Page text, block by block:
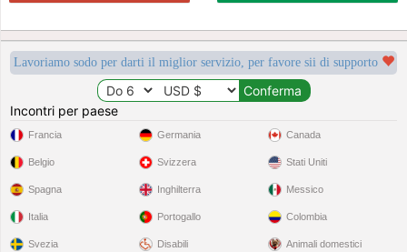
Lavoriamo sodo per darti il miglior servizio, per favore sii di supporto
Incontri per paese
Francia
Belgio
Spagna
Italia
Svezia
Germania
Svizzera
Inghilterra
Portogallo
Disabili
Canada
Stati Uniti
Messico
Colombia
Animali domestici